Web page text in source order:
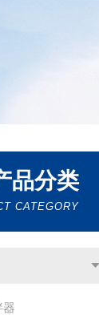
品分类
CATEGORY
器